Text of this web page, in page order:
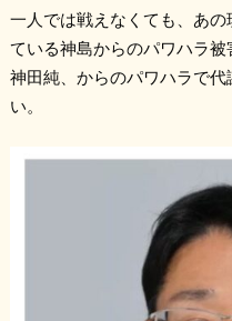
一人では戦えなくても、あ
ている神島からのパワハラ被
神田純、からのパワハラで
い。